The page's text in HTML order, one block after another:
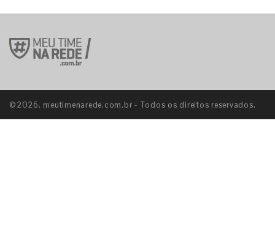
©2026. meutimenarede.com.br - Todos os direitos reservados.